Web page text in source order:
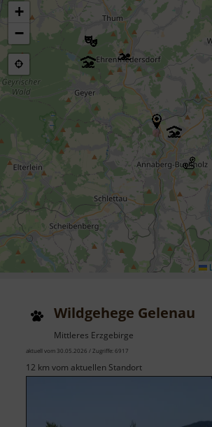
+
−
Wildgehege Gelenau
Mittleres Erzgebirge
aktuell vom 30.05.2026 / Zugriffe: 6917
12 km vom aktuellen Standort